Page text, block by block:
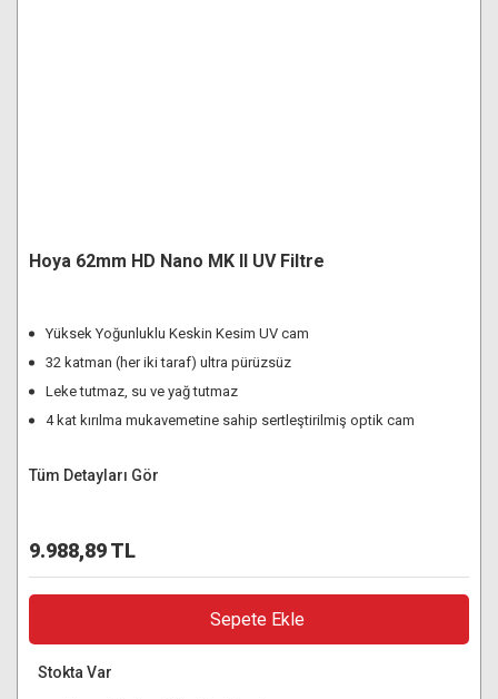
Hoya 62mm HD Nano MK II UV Filtre
Yüksek Yoğunluklu Keskin Kesim UV cam
32 katman (her iki taraf) ultra pürüzsüz
Leke tutmaz, su ve yağ tutmaz
4 kat kırılma mukavemetine sahip sertleştirilmiş optik cam
Tüm Detayları Gör
9.988,89 TL
Sepete Ekle
Stokta Var